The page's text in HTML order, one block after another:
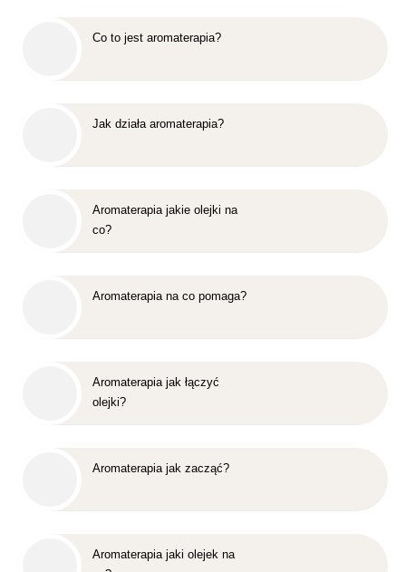
Co to jest aromaterapia?
Jak działa aromaterapia?
Aromaterapia jakie olejki na
co?
Aromaterapia na co pomaga?
Aromaterapia jak łączyć
olejki?
Aromaterapia jak zacząć?
Aromaterapia jaki olejek na